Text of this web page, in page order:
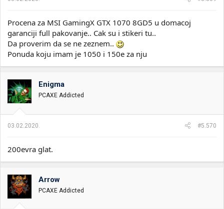
:
Procena za MSI GamingX GTX 1070 8GD5 u domacoj
garanciji full pakovanje.. Cak su i stikeri tu..
Da proverim da se ne zeznem..
Ponuda koju imam je 1050 i 150e za nju
Enigma
PCAXE Addicted
03.02.2020. #5.570
200evra glat.
Arrow
PCAXE Addicted